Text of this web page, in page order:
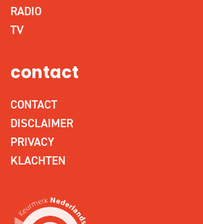
RADIO
TV
contact
CONTACT
DISCLAIMER
PRIVACY
KLACHTEN